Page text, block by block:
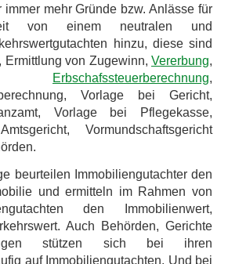
mehr Gründe bzw. Anlässe für
von einem neutralen und
hinzu, diese sind
, Ermittlung von Zugewinn, Vererbung,
Erbschafssteuerberechnung,
Vorlage bei Gericht,
Vorlage bei Pflegekasse,
Vormundschaftsgericht
beurteilen Immobiliengutachter den
und ermitteln im Rahmen von
den Immobilienwert,
Auch Behörden, Gerichte
stützen sich bei ihren
auf Immobiliengutachten. Und bei